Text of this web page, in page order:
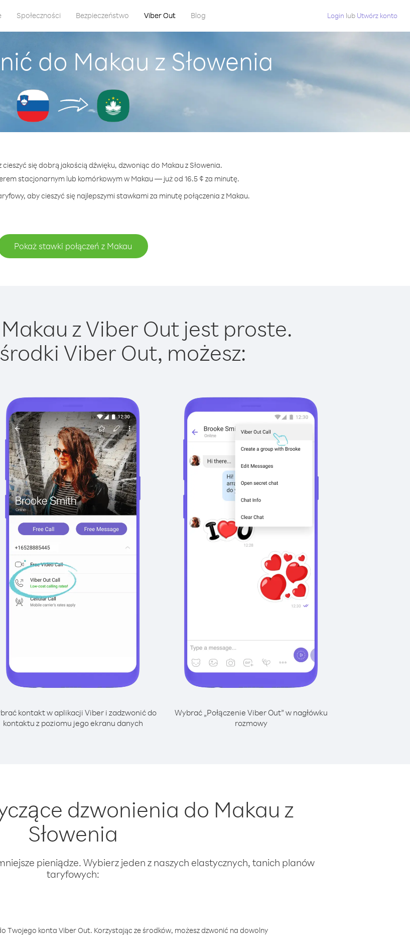
Społeczności Bezpieczeństwo Viber Out Blog Login lub Utwórz konto
do Makau z Słowenia
cieszyć się dobrą jakością dźwięku, dzwoniąc do Makau z Słowenia.
stacjonarnym lub komórkowym w Makau — już od 16.5 ¢ za minutę.
aby cieszyć się najlepszymi stawkami za minutę połączenia z Makau.
Pokaż stawki połączeń z Makau
z Viber Out jest proste.
Viber Out, możesz:
kontakt w aplikacji Viber i zadzwonić do
kontaktu z poziomu jego ekranu danych
Wybrać „Połączenie Viber Out” w nagłówku
rozmowy
dzwonienia do Makau z
Słowenia
pieniądze. Wybierz jeden z naszych elastycznych, tanich planów
taryfowych:
Twojego konta Viber Out. Korzystając ze środków, możesz dzwonić na dowolny